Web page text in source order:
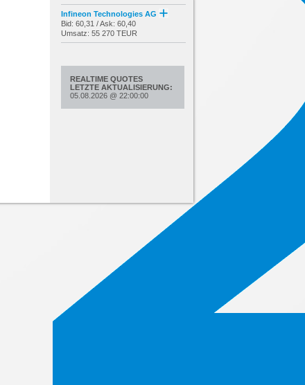
Infineon Technologies AG
Bid: 60,31 / Ask: 60,40
Umsatz: 55 270 TEUR
REALTIME QUOTES
LETZTE AKTUALISIERUNG:
05.08.2026 @ 22:00:00